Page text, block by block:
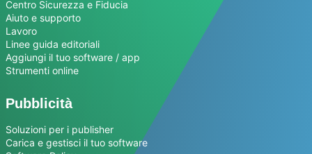
Centro Sicurezza e Fiducia
Aiuto e supporto
Lavoro
Linee guida editoriali
Aggiungi il tuo software / app
Strumenti online
Pubblicità
Soluzioni per i publisher
Carica e gestisci il tuo software